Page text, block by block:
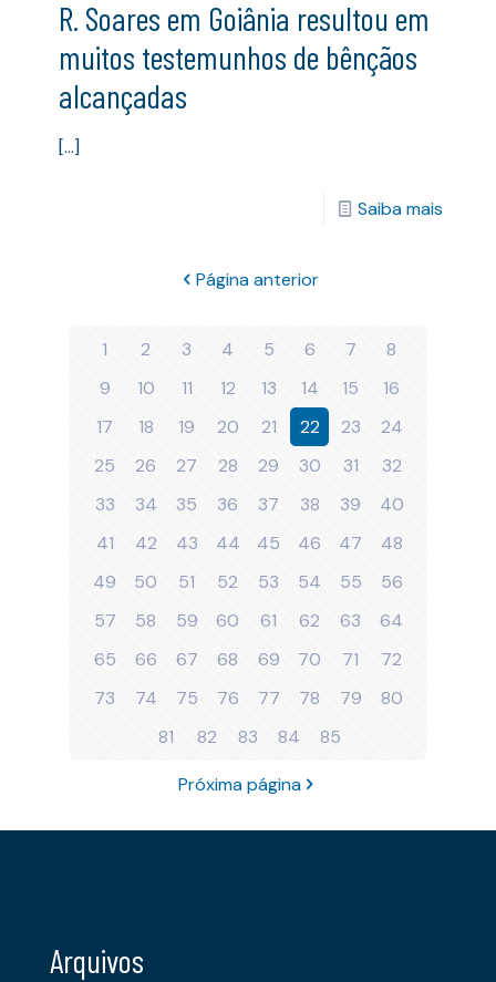
R. Soares em Goiânia resultou em
muitos testemunhos de bênçãos
alcançadas
[…]
Saiba mais
Página anterior
1 2 3 4 5 6 7
8
9
10 11 12 13 14 15
16
17
18 19 20 21 22 23
24
25
26 27 28 29 30 31
32
33
34 35 36 37 38 39
40
41
42 43 44 45 46 47
48
49
50 51 52 53 54 55
56
57
58 59 60 61 62 63
64
65
66 67 68 69 70 71
72
73
74 75 76 77 78 79
80
81
82 83 84 85
Próxima página
Arquivos